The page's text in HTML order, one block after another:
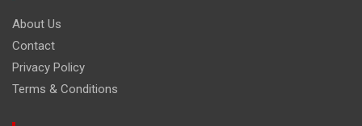
About Us
Contact
Privacy Policy
Terms & Conditions